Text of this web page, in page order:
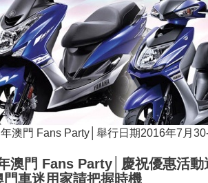
澳門 Fans Party│舉行日期2016年7月
澳門 Fans Party│慶祝優惠活動
門車迷用家請把握時機